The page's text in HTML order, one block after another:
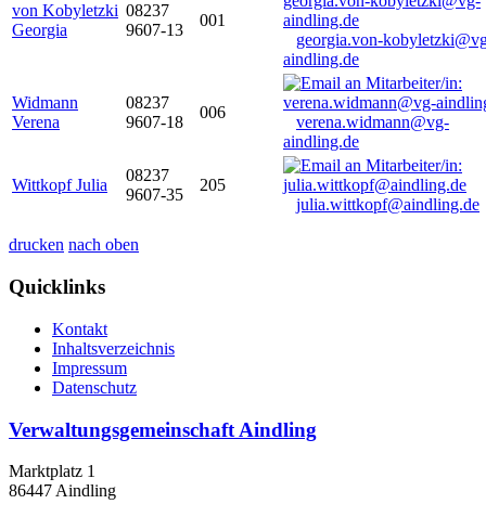
von Kobyletzki
Georgia
08237
9607-13
001
georgia.von-
aindling.de
Widmann
Verena
08237
9607-18
006
verena.widmann@vg-
aindling.de
Wittkopf Julia
08237
9607-35
205
julia.wittkopf@aindling.de
drucken nach oben
Quicklinks
Kontakt
Inhaltsverzeichnis
Impressum
Datenschutz
Verwaltungsgemeinschaft Aindling
Marktplatz 1
86447 Aindling